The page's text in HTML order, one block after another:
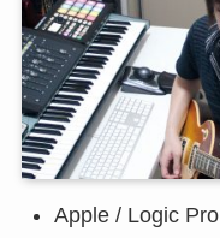
Apple / Logic Pro